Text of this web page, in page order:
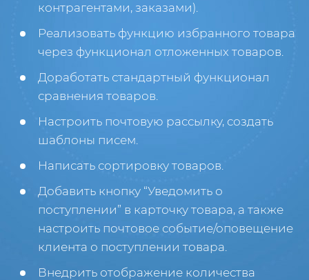
контрагентами, заказами).
Реализовать функцию избранного товара
через функционал отложенных товаров.
Доработать стандартный функционал
сравнения товаров.
Настроить почтовую рассылку, создать
шаблоны писем.
Написать сортировку товаров.
Добавить кнопку “Уведомить о
поступлении” в карточку товара, а также
настроить почтовое событие/оповещение
клиента о поступлении товара.
Внедрить отображение количества